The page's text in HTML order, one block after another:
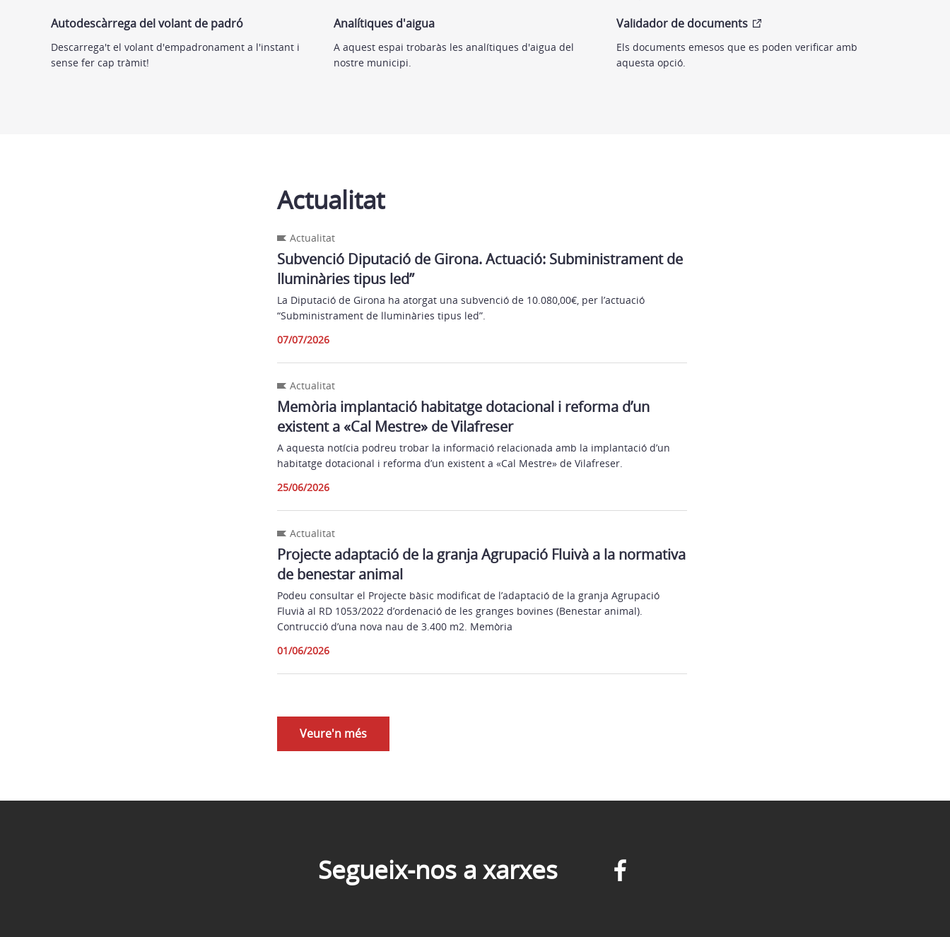
Autodescàrrega del volant de padró
Descarrega't el volant d'empadronament a l'instant i
sense fer cap tràmit!
Analítiques d'aigua
A aquest espai trobaràs les analítiques d'aigua del
nostre municipi.
Validador de documents
Els documents emesos que es poden verificar amb
aquesta opció.
Actualitat
Actualitat
Subvenció Diputació de Girona. Actuació: Subministrament de
lluminàries tipus led”
La Diputació de Girona ha atorgat una subvenció de 10.080,00€, per l’actuació
“Subministrament de lluminàries tipus led”.
07/07/2026
Actualitat
Memòria implantació habitatge dotacional i reforma d’un
existent a «Cal Mestre» de Vilafreser
A aquesta notícia podreu trobar la informació relacionada amb la implantació d’un
habitatge dotacional i reforma d’un existent a «Cal Mestre» de Vilafreser.
25/06/2026
Actualitat
Projecte adaptació de la granja Agrupació Fluivà a la normativa
de benestar animal
Podeu consultar el Projecte bàsic modificat de l’adaptació de la granja Agrupació
Fluvià al RD 1053/2022 d’ordenació de les granges bovines (Benestar animal).
Contrucció d’una nova nau de 3.400 m2. Memòria
01/06/2026
Veure'n més
Segueix-nos a xarxes